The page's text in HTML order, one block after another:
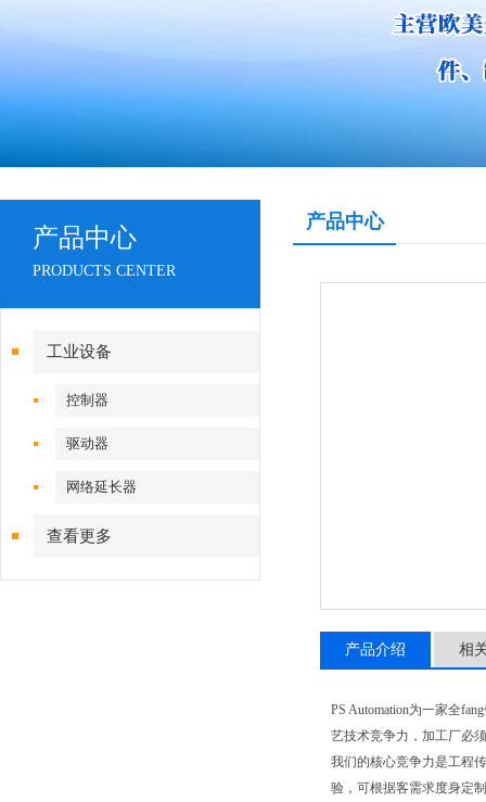
产品中心
PRODUCTS CENTER
工业设备
控制器
驱动器
网络延长器
查看更多
产品中心
产品介绍 相
PS Automation为一家全
艺技术竞争力，加工厂必须
我们的核心竞争力是工程
验，可根据客需求度身定